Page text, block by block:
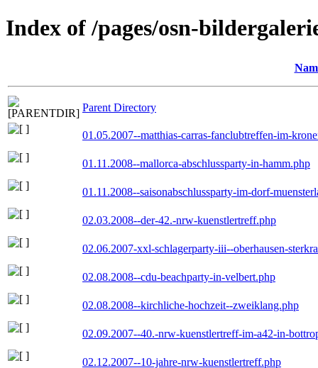
Index of /pages/osn-
Parent Directory
01.05.2007--matthias-carras-fanclubtreffen-im-
01.11.2008--mallorca-abschlussparty-in-hamm.php
01.11.2008--saisonabschlussparty-im-dorf-
02.03.2008--der-42.-nrw-kuenstlertreff.php
02.06.2007-xxl-schlagerparty-iii--oberhausen-
02.08.2008--cdu-beachparty-in-velbert.php
02.08.2008--kirchliche-hochzeit--zweiklang.php
02.09.2007--40.-nrw-kuenstlertreff-im-a42-in-
02.12.2007--10-jahre-nrw-kuenstlertreff.php